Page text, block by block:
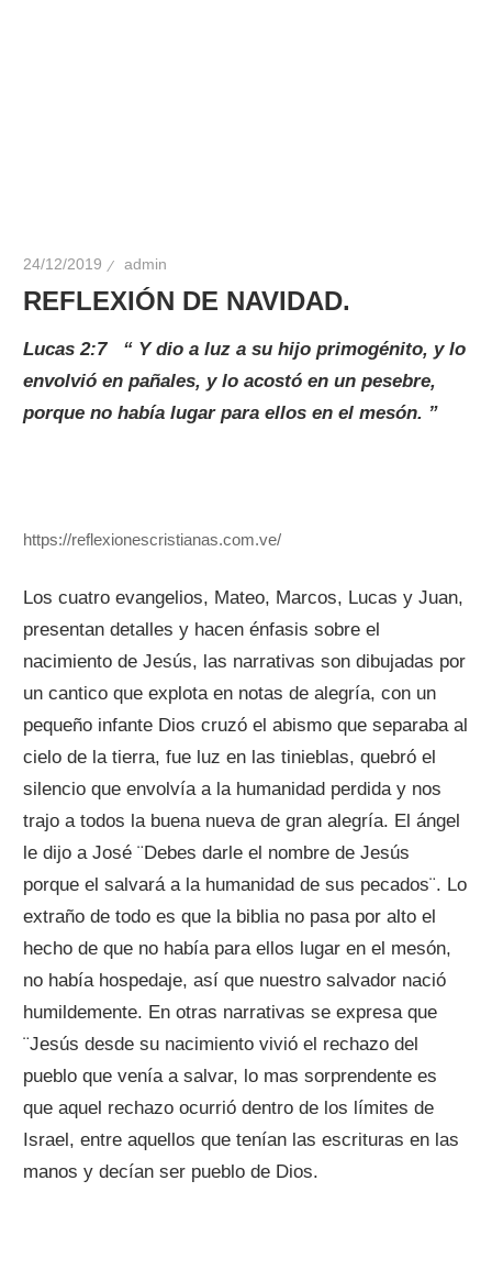
24/12/2019 admin
REFLEXIÓN DE NAVIDAD.
Lucas 2:7 “ Y dio a luz a su hijo primogénito, y lo
envolvió en pañales, y lo acostó en un pesebre,
porque no había lugar para ellos en el mesón. ”
https://reflexionescristianas.com.ve/
Los cuatro evangelios, Mateo, Marcos, Lucas y Juan,
presentan detalles y hacen énfasis sobre el
nacimiento de Jesús, las narrativas son dibujadas por
un cantico que explota en notas de alegría, con un
pequeño infante Dios cruzó el abismo que separaba al
cielo de la tierra, fue luz en las tinieblas, quebró el
silencio que envolvía a la humanidad perdida y nos
trajo a todos la buena nueva de gran alegría. El ángel
le dijo a José ¨Debes darle el nombre de Jesús
porque el salvará a la humanidad de sus pecados¨. Lo
extraño de todo es que la biblia no pasa por alto el
hecho de que no había para ellos lugar en el mesón,
no había hospedaje, así que nuestro salvador nació
humildemente. En otras narrativas se expresa que
¨Jesús desde su nacimiento vivió el rechazo del
pueblo que venía a salvar, lo mas sorprendente es
que aquel rechazo ocurrió dentro de los límites de
Israel, entre aquellos que tenían las escrituras en las
manos y decían ser pueblo de Dios.